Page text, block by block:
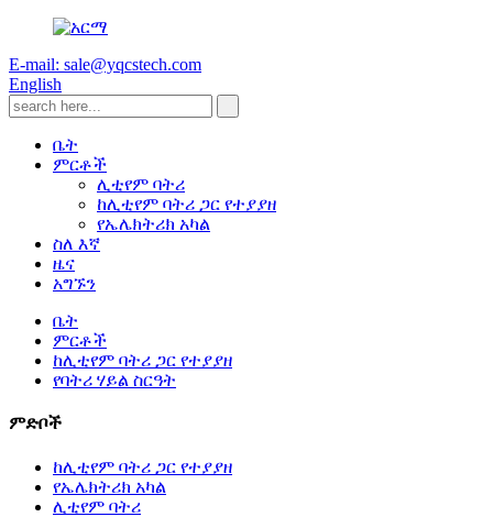
E-mail: sale@yqcstech.com
English
ቤት
ምርቶች
ሊቲየም ባትሪ
ከሊቲየም ባትሪ ጋር የተያያዘ
የኤሌክትሪክ አካል
ስለ እኛ
ዜና
አግኙን
ቤት
ምርቶች
ከሊቲየም ባትሪ ጋር የተያያዘ
የባትሪ ሃይል ስርዓት
ምድቦች
ከሊቲየም ባትሪ ጋር የተያያዘ
የኤሌክትሪክ አካል
ሊቲየም ባትሪ